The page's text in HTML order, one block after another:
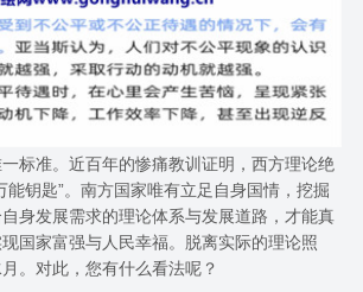
标准。近百年的惨痛教训证明，西方理论绝
能钥匙”。南方国家唯有立足自身国情，挖掘
身发展需求的理论体系与发展道路，才能真
国家富强与人民幸福。脱离实际的理论照
。对此，您有什么看法呢？